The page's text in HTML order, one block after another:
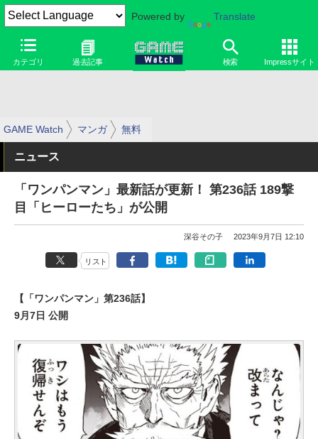
Powered by Translate
カテゴリ 過去記事 検索 Impressサイト
GAME Watch マンガ 無料
ニュース
「ワンパンマン」最新話が更新！ 第236話 189撃
目「ヒーローたち」が公開
深谷その子 2023年9月7日 12:10
リスト
【「ワンパンマン」第236話】
9月7日 公開